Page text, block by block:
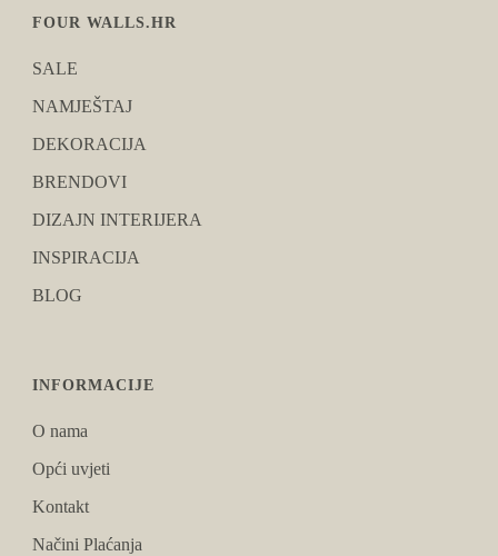
FOUR WALLS.HR
SALE
NAMJEŠTAJ
DEKORACIJA
BRENDOVI
DIZAJN INTERIJERA
INSPIRACIJA
BLOG
INFORMACIJE
O nama
Opći uvjeti
Kontakt
Načini Plaćanja